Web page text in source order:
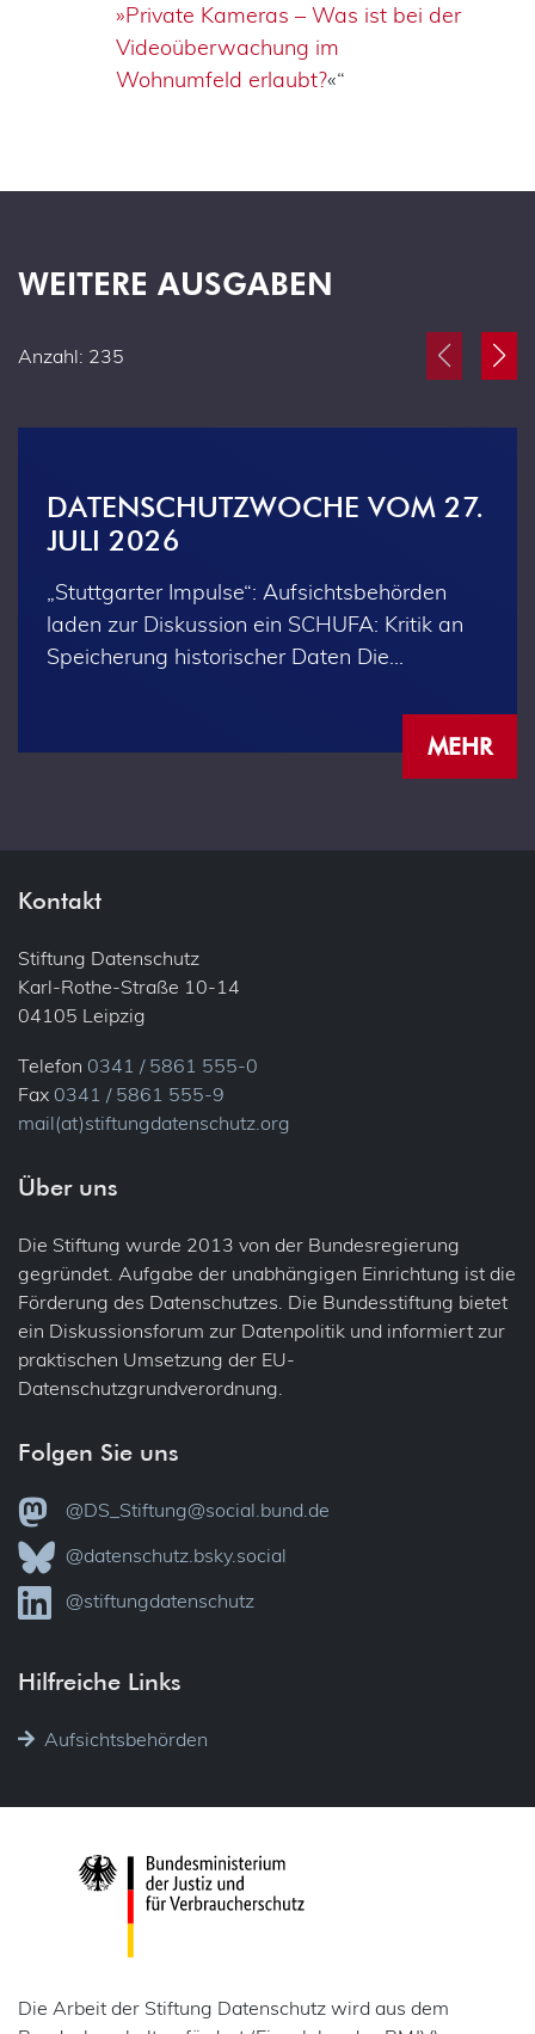
»Private Kameras – Was ist bei der
Videoüberwachung im
Wohnumfeld erlaubt?«“
WEITERE AUSGABEN
Anzahl: 235
DATENSCHUTZWOCHE VOM 27.
JULI 2026
„Stuttgarter Impulse“: Aufsichtsbehörden
laden zur Diskussion ein SCHUFA: Kritik an
Speicherung historischer Daten Die…
MEHR
Kontakt
Stiftung Datenschutz
Karl-Rothe-Straße 10-14
04105 Leipzig
Telefon 0341 / 5861 555-0
Fax 0341 / 5861 555-9
mail(at)stiftungdatenschutz.org
Über uns
Die Stiftung wurde 2013 von der Bundesregierung
gegründet. Aufgabe der unabhängigen Einrichtung ist die
Förderung des Datenschutzes. Die Bundesstiftung bietet
ein Diskussionsforum zur Datenpolitik und informiert zur
praktischen Umsetzung der EU-
Datenschutzgrundverordnung.
Folgen Sie uns
@DS_Stiftung@social.bund.de
@datenschutz.bsky.social
@stiftungdatenschutz
Hilfreiche Links
Aufsichtsbehörden
Die Arbeit der Stiftung Datenschutz wird aus dem